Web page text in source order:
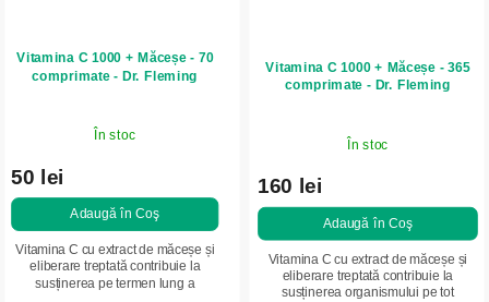
Vitamina C 1000 + Măceșe - 70
comprimate - Dr. Fleming
În stoc
50 lei
Adaugă în Coş
Vitamina C cu extract de măceșe și
eliberare treptată contribuie la
susținerea pe termen lung a
Vitamina C 1000 + Măceșe - 365
comprimate - Dr. Fleming
În stoc
160 lei
Adaugă în Coş
Vitamina C cu extract de măceșe și
eliberare treptată contribuie la
susținerea organismului pe tot